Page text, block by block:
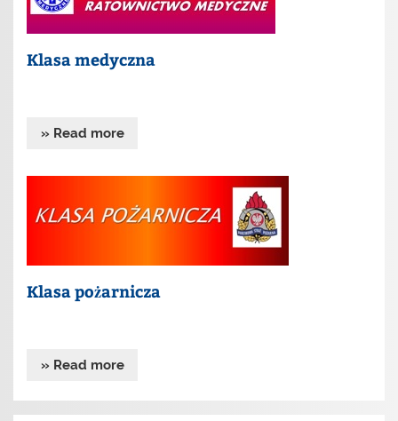
Klasa medyczna
» Read more
Klasa pożarnicza
» Read more